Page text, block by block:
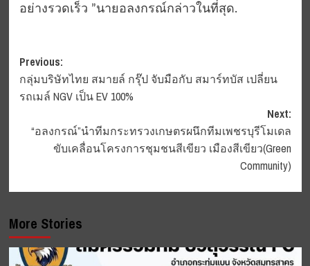
อย่างรวดเร็ว ”นายอลงกรณ์กล่าวในที่สุด.
Post
navigation
Previous:
กลุ่มบริษัทไทย สมายล์ กรุ๊ป จับมือกับ สมาร์ทบัส เปลี่ยน
รถเมล์ NGV เป็น EV 100%
Next:
“อลงกรณ์”นำทีมกระทรวงเกษตรผนึกทีมเพชรบุรีโมเดล
ขับเคลื่อนโครงการชุมชนสีเขียว เมืองสีเขียว(Green
Community)
More Stories